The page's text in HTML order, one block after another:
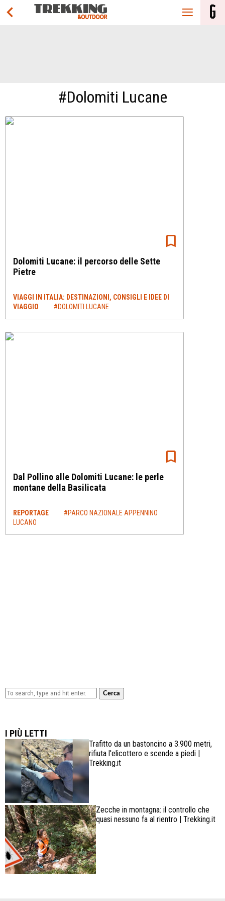
#Dolomiti Lucane
Dolomiti Lucane: il percorso delle Sette
Pietre
VIAGGI IN ITALIA: DESTINAZIONI, CONSIGLI E IDEE DI
VIAGGIO
#DOLOMITI LUCANE
Dal Pollino alle Dolomiti Lucane: le perle
montane della Basilicata
REPORTAGE
#PARCO NAZIONALE APPENNINO
LUCANO
Cerca
I PIÙ LETTI
Trafitto da un bastoncino a 3.900 metri,
rifiuta l'elicottero e scende a piedi |
Trekking.it
Zecche in montagna: il controllo che
quasi nessuno fa al rientro | Trekking.it